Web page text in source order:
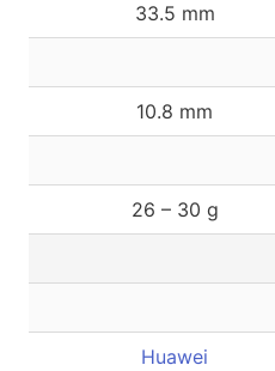
33.5 mm
10.8 mm
26 – 30 g
Huawei